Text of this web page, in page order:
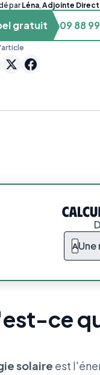
parLéna, Adjointe
gratuit 09 88
AUne
ce
solaire est